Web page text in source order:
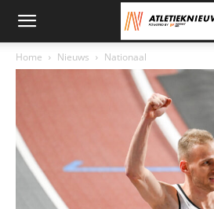
Home Nieuws Nationaal